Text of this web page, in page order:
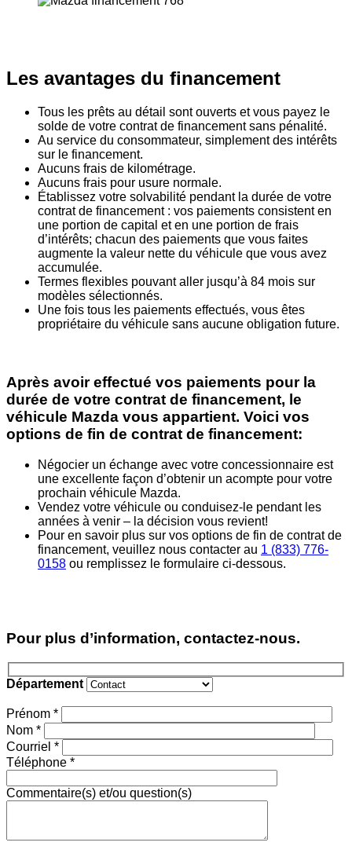
Les avantages du financement
Tous les prêts au détail sont ouverts et vous payez le
solde de votre contrat de financement sans pénalité.
Au service du consommateur, simplement des intérêts
sur le financement.
Aucuns frais de kilométrage.
Aucuns frais pour usure normale.
Établissez votre solvabilité pendant la durée de votre
contrat de financement : vos paiements consistent en
une portion de capital et en une portion de frais
d’intérêts; chacun des paiements que vous faites
augmente la valeur nette du véhicule que vous avez
accumulée.
Termes flexibles pouvant aller jusqu’à 84 mois sur
modèles sélectionnés.
Une fois tous les paiements effectués, vous êtes
propriétaire du véhicule sans aucune obligation future.
Après avoir effectué vos paiements pour la
durée de votre contrat de financement, le
véhicule Mazda vous appartient. Voici vos
options de fin de contrat de financement:
Négocier un échange avec votre concessionnaire est
une excellente façon d’obtenir un acompte pour votre
prochain véhicule Mazda.
Vendez votre véhicule ou conduisez-le pendant les
années à venir – la décision vous revient!
Pour en savoir plus sur vos options de fin de contrat de
financement, veuillez nous contacter au 1 (833) 776-
0158 ou remplissez le formulaire ci-dessous.
Pour plus d’information, contactez-nous.
Département
Prénom *
Nom *
Courriel *
Téléphone *
Commentaire(s) et/ou question(s)